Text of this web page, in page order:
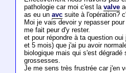
pathologie car moi c'est la valve
as eu un avcsuite à l'opération?
Moi je vais devoir y repasser
me fait peur d'y rester.
et pour répondre à ta question
et 5 mois) que j'ai pu avoir
biologique mais qui s'est
grossesses.
Je me sens très frustrée car j'en